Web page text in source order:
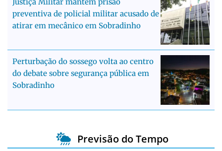
preventiva de policial militar acusado de
atirar em mecânico em Sobradinho
Perturbação do sossego volta ao centro
do debate sobre segurança pública em
Sobradinho
Previsão do Tempo